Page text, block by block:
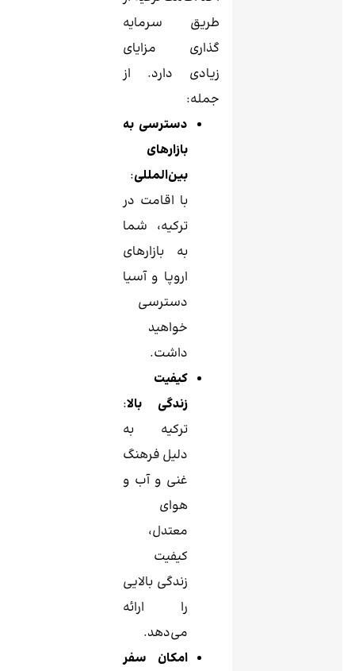
طریق سرمایه
گذاری مزایای
زیادی دارد. از
جمله:
دسترسی به
بازارهای
بین‌المللی:
با اقامت در
ترکیه، شما
به بازارهای
اروپا و آسیا
دسترسی
خواهید
داشت.
کیفیت
زندگی بالا:
ترکیه به
دلیل فرهنگ
غنی و آب و
هوای
معتدل،
کیفیت
زندگی بالایی
را ارائه
می‌دهد.
امکان سفر